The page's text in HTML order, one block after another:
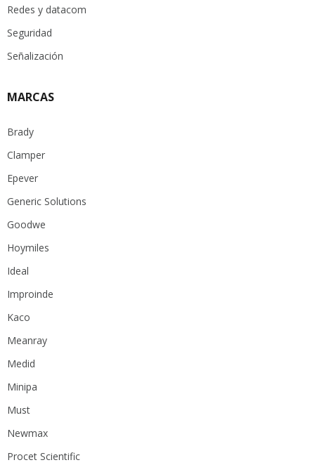
Redes y datacom
Seguridad
Señalización
MARCAS
Brady
Clamper
Epever
Generic Solutions
Goodwe
Hoymiles
Ideal
Improinde
Kaco
Meanray
Medid
Minipa
Must
Newmax
Procet Scientific